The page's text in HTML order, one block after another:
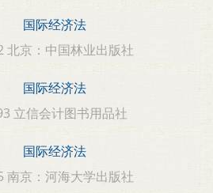
国际经济法
北京：中国林业出版社
国际经济法
立信会计图书用品社
国际经济法
南京：河海大学出版社